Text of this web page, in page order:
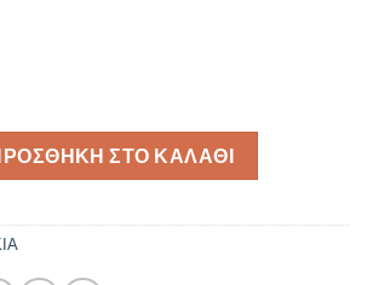
ποσότηταΣΤΟ ΚΑΛΆΘΙ